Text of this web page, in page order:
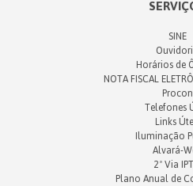
SINE
Horários de
NOTA FISCAL
Procon
Telefones
Links
Iluminação
Alvará-
2ª Via
Plano Anual de